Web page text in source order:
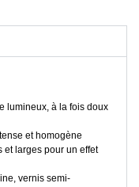
lumineux, à la fois doux
et homogène
et larges pour un effet
vernis semi-